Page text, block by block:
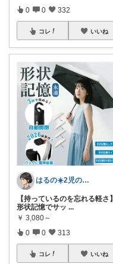
0 0 332
コレ いいね
はるの☀️2児のママ𓂃◌𓈒𓐍
【持っているのを忘れる軽さ】
形状記憶でサッ ...
￥ 3,080～
0 0 313
コレ いいね